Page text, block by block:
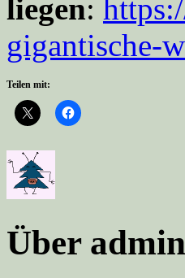
liegen:
gigantische-
Teilen mit:
Über admin